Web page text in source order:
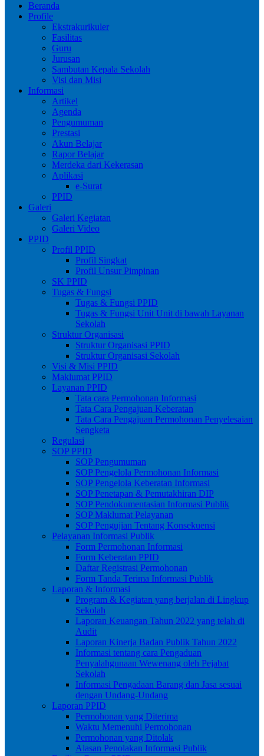
Beranda
Profile
Ekstrakurikuler
Fasilitas
Guru
Jurusan
Sambutan Kepala Sekolah
Visi dan Misi
Informasi
Artikel
Agenda
Pengumuman
Prestasi
Akun Belajar
Rapor Belajar
Merdeka dari Kekerasan
Aplikasi
e-Surat
PPID
Galeri
Galeri Kegiatan
Galeri Video
PPID
Profil PPID
Profil Singkat
Profil Unsur Pimpinan
SK PPID
Tugas & Fungsi
Tugas & Fungsi PPID
Tugas & Fungsi Unit Unit di bawah Layanan
Sekolah
Struktur Organisasi
Struktur Organisasi PPID
Struktur Organisasi Sekolah
Visi & Misi PPID
Maklumat PPID
Layanan PPID
Tata cara Permohonan Informasi
Tata Cara Pengajuan Keberatan
Tata Cara Pengajuan Permohonan Penyelesaian
Sengketa
Regulasi
SOP PPID
SOP Pengumuman
SOP Pengelola Permohonan Informasi
SOP Pengelola Keberatan Informasi
SOP Penetapan & Pemutakhiran DIP
SOP Pendokumentasian Informasi Publik
SOP Maklumat Pelayanan
SOP Pengujian Tentang Konsekuensi
Pelayanan Informasi Publik
Form Permohonan Informasi
Form Keberatan PPID
Daftar Registrasi Permohonan
Form Tanda Terima Informasi Publik
Laporan & Informasi
Program & Kegiatan yang berjalan di Lingkup
Sekolah
Laporan Keuangan Tahun 2022 yang telah di
Audit
Laporan Kinerja Badan Publik Tahun 2022
Informasi tentang cara Pengaduan
Penyalahgunaan Wewenang oleh Pejabat
Sekolah
Informasi Pengadaan Barang dan Jasa sesuai
dengan Undang-Undang
Laporan PPID
Permohonan yang Diterima
Waktu Memenuhi Permohonan
Permohonan yang Ditolak
Alasan Penolakan Informasi Publik